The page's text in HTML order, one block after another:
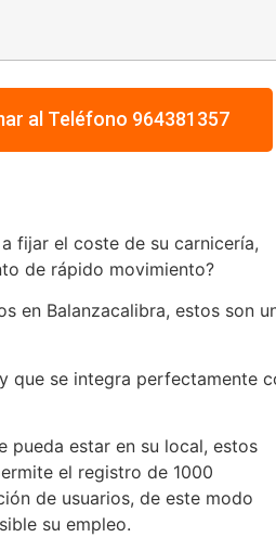
al Teléfono 964381357
fijar el coste de su carnicería,
de rápido movimiento?
en Balanzacalibra, estos son
que se integra perfectamente
pueda estar en su local, estos
el registro de 1000
de usuarios, de este modo
su empleo.